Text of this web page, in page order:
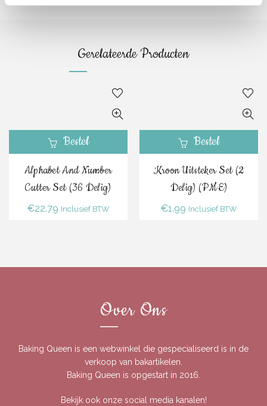
Gerelateerde Producten
Bestel
Alphabet And Number
Cutter Set (36 Delig)
€22.79 Inclusief BTW
Bestel
Kroon Uitsteker Set (2
Delig) (PME)
€1.99 Inclusief BTW
Over Ons
Baking Queen is een webwinkel die gespecialiseerd is in de
verkoop van bakartikelen.
Baking Queen is opgestart in 2016.
Bekijk ook onze social media kanalen!